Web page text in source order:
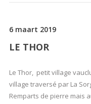
6 maart 2019
LE THOR
Le Thor, petit village
village traversé par La
Remparts de pierre mais